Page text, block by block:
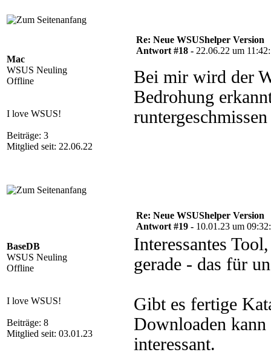
Mac
WSUS Neuling
Offline
I love WSUS!
Beiträge: 3
Mitglied seit: 22.06.22
Re: Neue WSUShelper Version
Antwort #18 - 22.06.22 um
Bei mir wird der
Bedrohung
BaseDB
WSUS Neuling
Offline
I love WSUS!
Beiträge: 8
Mitglied seit: 03.01.23
Re: Neue WSUShelper Version
Antwort #19 - 10.01.23 um
Interessantes
gerade - das für
Gibt es fertige
Downloaden kann
interessant.